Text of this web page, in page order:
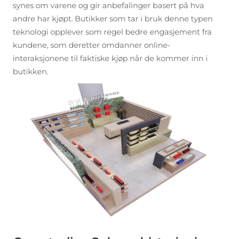
synes om varene og gir anbefalinger basert på hva
andre har kjøpt. Butikker som tar i bruk denne typen
teknologi opplever som regel bedre engasjement fra
kundene, som deretter omdanner online-
interaksjonene til faktiske kjøp når de kommer inn i
butikken.